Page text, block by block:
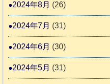
2024年8月 (26)
2024年7月 (31)
2024年6月 (30)
2024年5月 (31)